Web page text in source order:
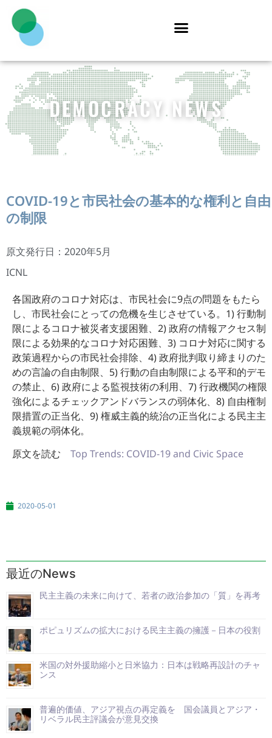
DEMOCRACY NEWS
COVID-19と市民社会の基本的な権利と自由
の制限
原文発行日：2020年5月
ICNL
各国政府のコロナ対応は、市民社会に9点の問題をもたら
し、市民社会にとっての危機を生じさせている。1) 行動制
限によるコロナ被災者支援困難、2) 政府の情報アクセス制
限による効果的なコロナ対応困難、3) コロナ対応に関する
政策過程からの市民社会排除、4) 政府批判取り締まりのた
めの言論の自由制限、5) 行動の自由制限による平和的デモ
の禁止、6) 政府による監視技術の利用、7) 行政機関の権限
強化によるチェックアンドバランスの弱体化、8) 自由権制
限措置の正当化、9) 権威主義的統治の正当化による民主主
義規範の弱体化。
原文を読む Top Trends: COVID-19 and Civic Space
2020-05-01
最近のNews
民主主義の未来に向けて、若者の政治参加の「質」を再考
ポピュリズムの拡大における民主主義の擁護－日本の役割
米国の対外援助縮小と日米協力：日本は戦略再設計のチャ
ンス
普遍的価値、アジア視点の再定義を 国会議員とアジア・
リベラル民主評議会が意見交換